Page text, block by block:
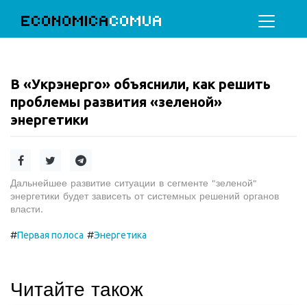
ECONOMICACOMUA
В «Укрэнерго» объяснили, как решить
проблемы развития «зеленой»
энергетики
Дальнейшее развитие ситуации в сегменте "зеленой"
энергетики будет зависеть от системных решений органов
власти.
#Первая полоса #Энергетика
Читайте також